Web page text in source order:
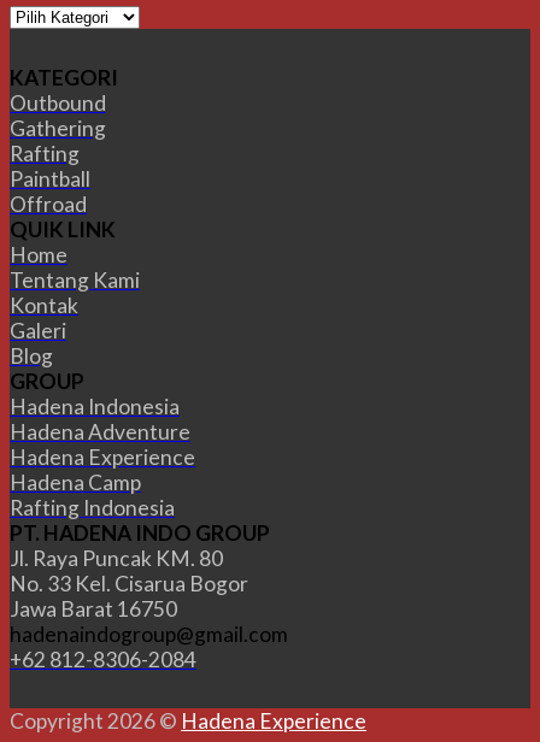
Kategori
KATEGORI
Outbound
Gathering
Rafting
Paintball
Offroad
QUIK LINK
Home
Tentang Kami
Kontak
Galeri
Blog
GROUP
Hadena Indonesia
Hadena Adventure
Hadena Experience
Hadena Camp
Rafting Indonesia
PT. HADENA INDO GROUP
Jl. Raya Puncak KM. 80
No. 33 Kel. Cisarua Bogor
Jawa Barat 16750
hadenaindogroup@gmail.com
+62 812-8306-2084
Copyright 2026 © Hadena Experience